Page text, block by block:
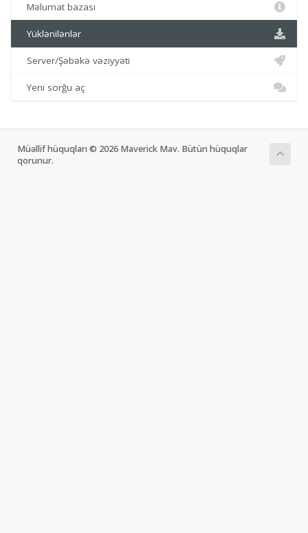
Məlumat bazası
Yüklənilənlər
Server/Şəbəkə vəziyyəti
Yeni sorğu aç
Müəllif hüquqları © 2026 Maverick Mav. Bütün hüquqlar
qorunur.